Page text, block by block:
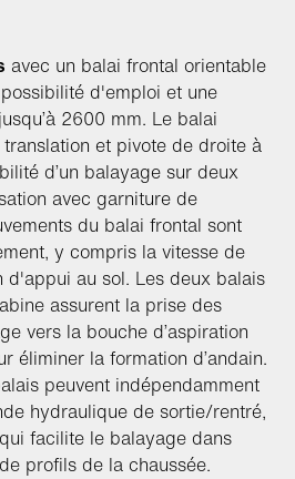
avec un balai frontal orientable
d'emploi et une
2600 mm. Le balai
et pivote de droite à
d’un balayage sur deux
avec garniture de
du balai frontal sont
y compris la vitesse de
d'appui au sol. Les deux balais
assurent la prise des
vers la bouche d’aspiration
éliminer la formation d’andain.
peuvent indépendamment
hydraulique de sortie/rentré,
facilite le balayage dans
profils de la chaussée.